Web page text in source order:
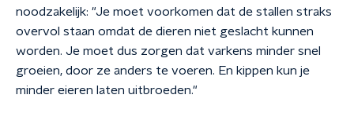
noodzakelijk: "Je moet voorkomen dat de stallen straks
overvol staan omdat de dieren niet geslacht kunnen
worden. Je moet dus zorgen dat varkens minder snel
groeien, door ze anders te voeren. En kippen kun je
minder eieren laten uitbroeden."